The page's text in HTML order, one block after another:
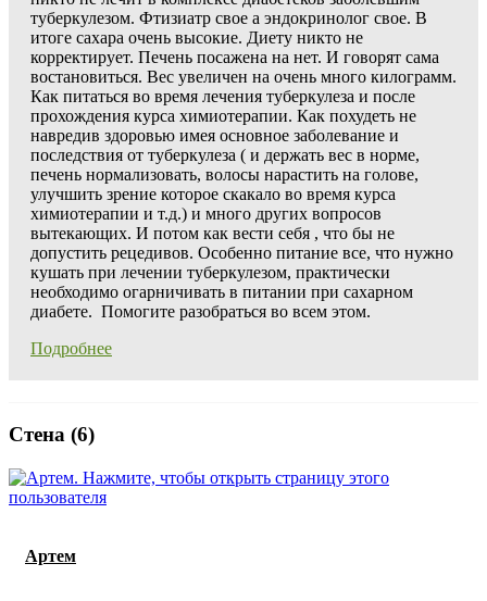
туберкулезом. Фтизиатр свое а эндокринолог свое. В
итоге сахара очень высокие. Диету никто не
корректирует. Печень посажена на нет. И говорят сама
востановиться. Вес увеличен на очень много килограмм.
Как питаться во время лечения туберкулеза и после
прохождения курса химиотерапии. Как похудеть не
навредив здоровью имея основное заболевание и
последствия от туберкулеза ( и держать вес в норме,
печень нормализовать, волосы нарастить на голове,
улучшить зрение которое скакало во время курса
химиотерапии и т.д.) и много других вопросов
вытекающих. И потом как вести себя , что бы не
допустить рецедивов. Особенно питание все, что нужно
кушать при лечении туберкулезом, практически
необходимо огарничивать в питании при сахарном
диабете. Помогите разобраться во всем этом.
Подробнее
Стена (6)
Артем